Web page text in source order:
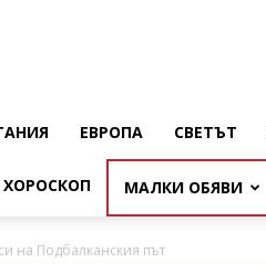
ЕВРОПА СВЕТЪТ
ХОРОСКОП МАЛКИ ОБЯВИ
на Подбалканския път